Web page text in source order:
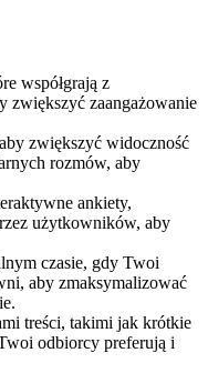
współgrają z
zwiększyć zaangażowanie
zwiększyć widoczność
rozmów, aby
ankiety,
użytkowników, aby
czasie, gdy Twoi
aby zmaksymalizować
treści, takimi jak krótkie
odbiorcy preferują i